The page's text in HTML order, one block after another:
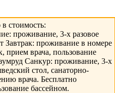
стоимость:
проживание, 3-х разовое
Завтрак: проживание в номере
прием врача, пользование
Санкур: проживание, 3-х
стол, санаторно-
врача. Бесплатно
бассейном.